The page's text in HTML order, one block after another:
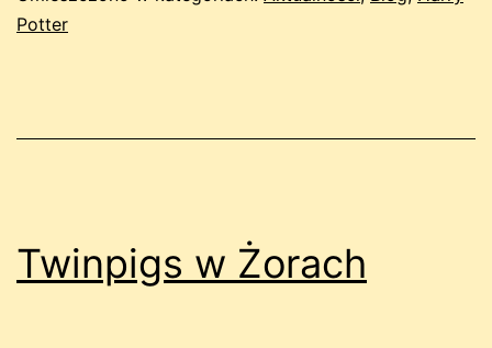
Potter
Twinpigs w Żorach